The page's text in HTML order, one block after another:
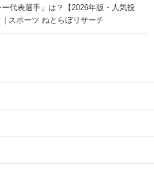
代表選手」は？【2026年版・人気投
| スポーツ ねとらぼリサーチ